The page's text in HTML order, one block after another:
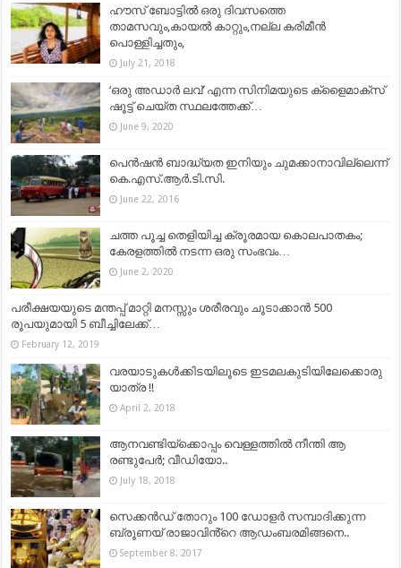
ഹൗസ് ബോട്ടിൽ ഒരു ദിവസത്തെ
താമസവും,കായൽ കാറ്റും,നല്ല കരിമീൻ
പൊള്ളിച്ചതും,
July 21, 2018
‘ഒരു അഡാർ ലവ്’ എന്ന സിനിമയുടെ ക്ളൈമാക്സ്
ഷൂട്ട് ചെയ്ത സ്ഥലത്തേക്ക്…
June 9, 2020
പെൻഷൻ ബാദ്ധ്യത ഇനിയും ചുമക്കാനാവില്ലെന്ന്
കെ.എസ്.ആർ.ടി.സി.
June 22, 2016
ചത്ത പൂച്ച തെളിയിച്ച ക്രൂരമായ കൊലപാതകം;
കേരളത്തിൽ നടന്ന ഒരു സംഭവം…
June 2, 2020
പരീക്ഷയയുടെ മന്തപ്പ് മാറ്റി മനസ്സും ശരീരവും ചൂടാക്കാൻ 500
രൂപയുമായി 5 ബീച്ചിലേക്ക്…
February 12, 2019
വരയാടുകൾക്കിടയിലൂടെ ഇടമലകുടിയിലേക്കൊരു
യാത്ര !!
April 2, 2018
ആനവണ്ടിയ്ക്കൊപ്പം വെള്ളത്തില്‍ നീന്തി ആ
രണ്ടുപേര്‍; വീഡിയോ..
July 18, 2018
സെക്കൻഡ് തോറും 100 ഡോളര്‍ സമ്പാദിക്കുന്ന
ബ്രൂണയ് രാജാവിൻ്റെ ആഡംബരമിങ്ങനെ..
September 8, 2017